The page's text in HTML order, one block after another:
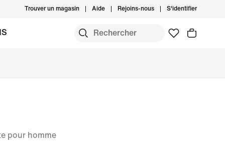
Trouver un magasin Aide Rejoins-nous S'identifier
pour homme